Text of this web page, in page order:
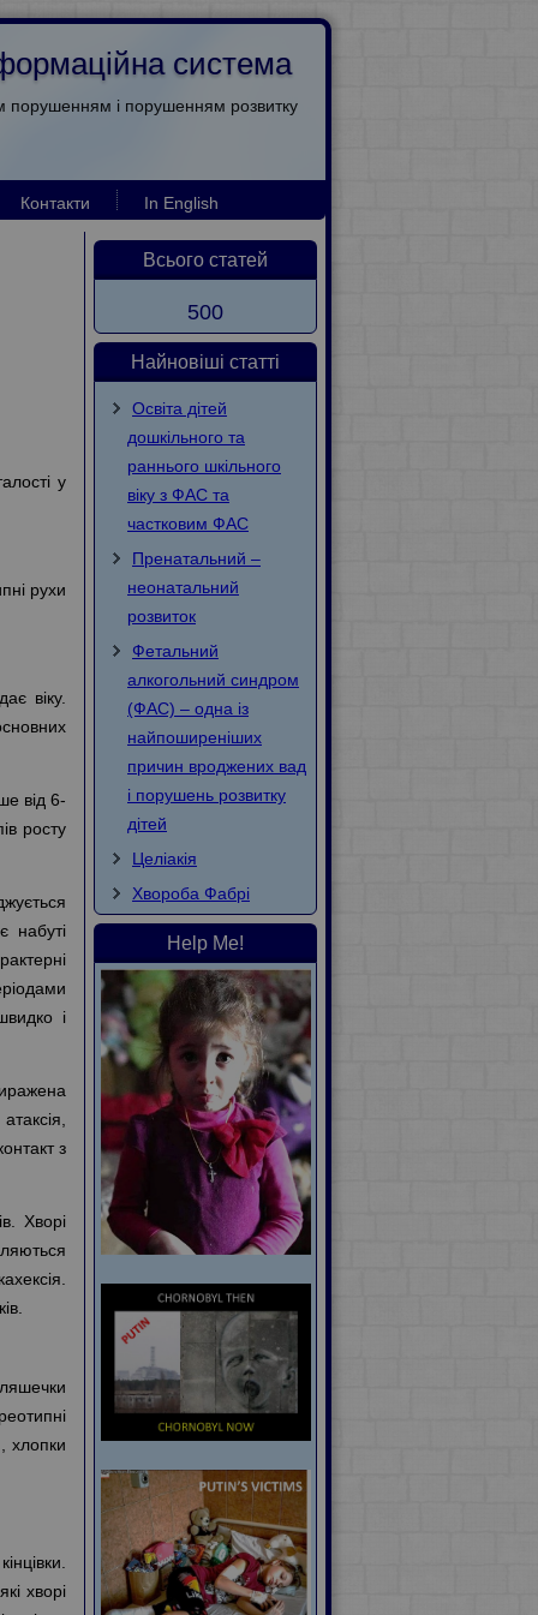
система
порушенням і порушенням розвитку
Контакти In English
у
рухи
віку.
від 6-
росту
набуті
і
з
Хворі
хлопки
хворі
Всього статей
500
Найновіші статті
Освіта дітей
дошкільного та
раннього шкільного
віку з ФАС та
частковим ФАС
Пренатальний –
неонатальний
розвиток
Фетальний
алкогольний синдром
(ФАС) – одна із
найпоширеніших
причин вроджених вад
і порушень розвитку
дітей
Целіакія
Хвороба Фaбpi
Help Me!